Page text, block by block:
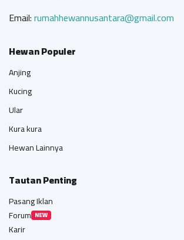
Email:rumahhewannusantara@gmail.com
Hewan Populer
Anjing
Kucing
Ular
Kura kura
Hewan Lainnya
Tautan Penting
Pasang Iklan
Forum NEW
Karir